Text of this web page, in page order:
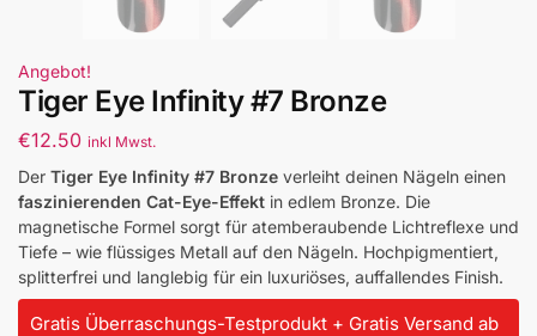
Angebot!
Tiger Eye Infinity #7 Bronze
€12.50 inkl Mwst.
Der Tiger Eye Infinity #7 Bronze verleiht deinen Nägeln einen
faszinierenden Cat-Eye-Effekt in edlem Bronze. Die
magnetische Formel sorgt für atemberaubende Lichtreflexe und
Tiefe – wie flüssiges Metall auf den Nägeln. Hochpigmentiert,
splitterfrei und langlebig für ein luxuriöses, auffallendes Finish.
Gratis Überraschungs-Testprodukt + Gratis Versand ab